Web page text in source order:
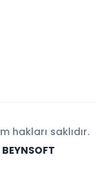
hakları saklıdır.
BEYNSOFT